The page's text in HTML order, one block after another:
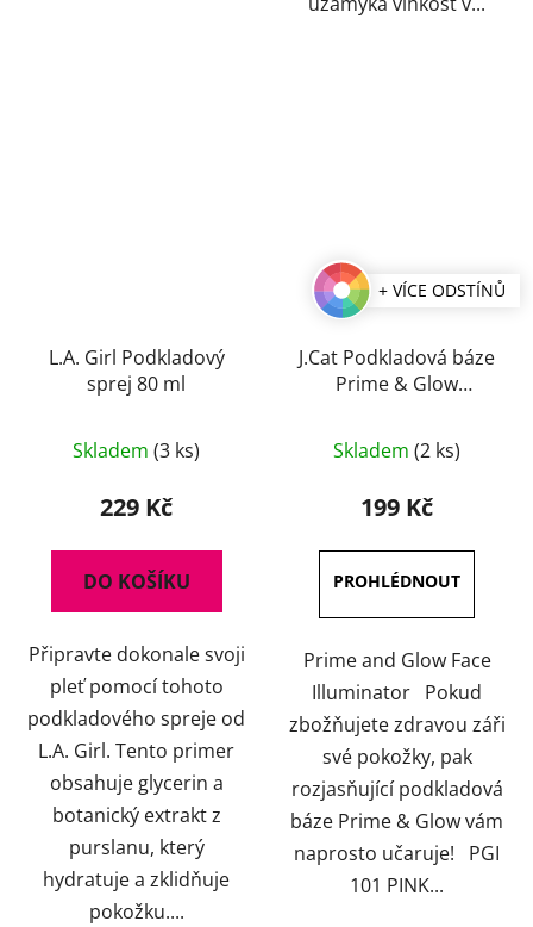
L.A. Girl Podkladový
sprej 80 ml
hodnocení
produktu
5,0
z
hvězdiček.
Skladem (3 ks)
229 Kč
DO KOŠÍKU
Připravte dokonale svoji
pleť pomocí tohoto
podkladového spreje od
L.A. Girl. Tento primer
obsahuje glycerin a
botanický extrakt z
purslanu, který
hydratuje a zklidňuje
pokožku....
+ VÍCE ODSTÍNŮ
J.Cat Podkladová báze
Prime & Glow
Skladem (2 ks)
199 Kč
Prime and Glow Face
Illuminator Pokud
zbožňujete zdravou záři
své pokožky, pak
rozjasňující podkladová
báze Prime & Glow vám
naprosto učaruje! PGI
101 PINK...